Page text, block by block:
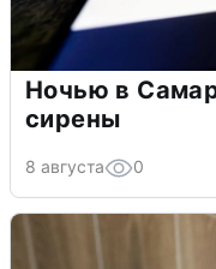
Ночью в
сирены
8 августа 0